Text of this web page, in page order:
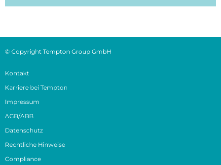
© Copyright Tempton Group GmbH
Kontakt
Karriere bei Tempton
Impressum
AGB/ABB
Datenschutz
Rechtliche Hinweise
Compliance